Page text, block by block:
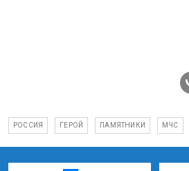
РОССИЯ ГЕРОЙ ПАМЯТНИКИ МЧС